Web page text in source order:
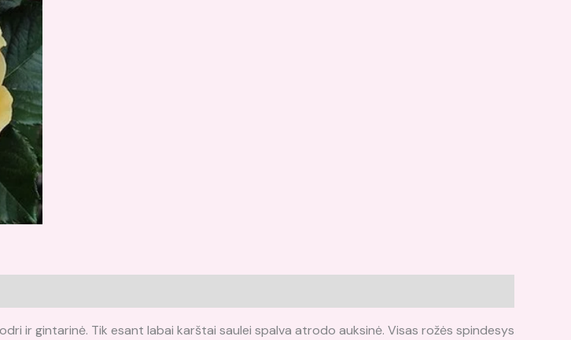
ir gintarinė. Tik esant labai karštai saulei spalva atrodo auksinė. Visas rožės spindesys